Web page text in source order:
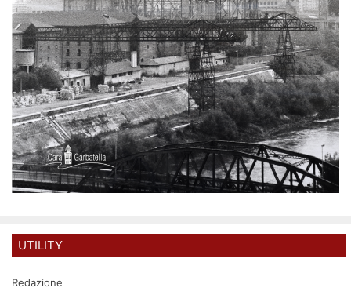
UTILITY
Redazione